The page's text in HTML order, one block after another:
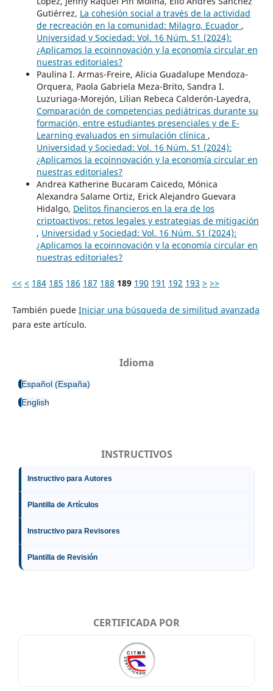
Gutiérrez, La cohesión social a través de la actividad
de recreación en la comunidad: Milagro, Ecuador ,
Universidad y Sociedad: Vol. 16 Núm. S1 (2024):
¿Aplicamos la ecoinnovación y la economía circular en
nuestras editoriales?
Paulina I. Armas-Freire, Alicia Guadalupe Mendoza-
Orquera, Paola Gabriela Meza-Brito, Sandra I.
Luzuriaga-Morejón, Lilian Rebeca Calderón-Layedra,
Comparación de competencias pediátricas durante su
formación, entre estudiantes presenciales y de E-
Learning evaluados en simulación clínica ,
Universidad y Sociedad: Vol. 16 Núm. S1 (2024):
¿Aplicamos la ecoinnovación y la economía circular en
nuestras editoriales?
Andrea Katherine Bucaram Caicedo, Mónica
Alexandra Salame Ortiz, Erick Alejandro Guevara
Hidalgo, Delitos financieros en la era de los
criptoactivos: retos legales y estrategias de mitigación
, Universidad y Sociedad: Vol. 16 Núm. S1 (2024):
¿Aplicamos la ecoinnovación y la economía circular en
nuestras editoriales?
<< < 184 185 186 187 188 189 190 191 192 193 > >>
También puede Iniciar una búsqueda de similitud avanzada
para este artículo.
Idioma
Español (España)
English
INSTRUCTIVOS
Instructivo para Autores
Plantilla de Artículos
Instructivo para Revisores
Plantilla de Revisión
CERTIFICADA POR